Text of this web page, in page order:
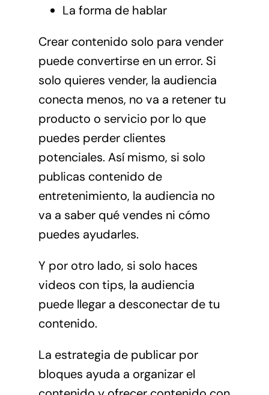
La forma de hablar
Crear contenido solo para vender
puede convertirse en un error. Si
solo quieres vender, la audiencia
conecta menos, no va a retener tu
producto o servicio por lo que
puedes perder clientes
potenciales. Así mismo, si solo
publicas contenido de
entretenimiento, la audiencia no
va a saber qué vendes ni cómo
puedes ayudarles.
Y por otro lado, si solo haces
videos con tips, la audiencia
puede llegar a desconectar de tu
contenido.
La estrategia de publicar por
bloques ayuda a organizar el